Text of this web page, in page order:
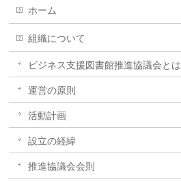
ホーム
組織について
ビジネス支援図書館推進協議会とは
運営の原則
活動計画
設立の経緯
推進協議会会則